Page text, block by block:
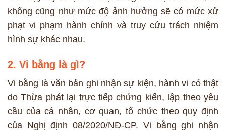
khống cũng như mức độ ảnh hưởng sẽ có mức xử
phạt vi phạm hành chính và truy cứu trách nhiệm
hình sự khác nhau.
2. Vi bằng là gì?
Vi bằng là văn bản ghi nhận sự kiện, hành vi có thật
do Thừa phát lại trực tiếp chứng kiến, lập theo yêu
cầu của cá nhân, cơ quan, tổ chức theo quy định
của Nghị định 08/2020/NĐ-CP. Vi bằng ghi nhận